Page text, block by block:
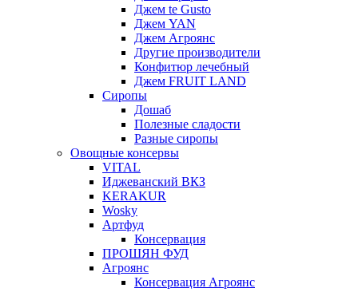
Джем te Gusto
Джем YAN
Джем Агроянс
Другие производители
Конфитюр лечебный
Джем FRUIT LAND
Сиропы
Дошаб
Полезные сладости
Разные сиропы
Овощные консервы
VITAL
Иджеванский ВКЗ
KERAKUR
Wosky
Артфуд
Консервация
ПРОШЯН ФУД
Агроянс
Консервация Агроянс